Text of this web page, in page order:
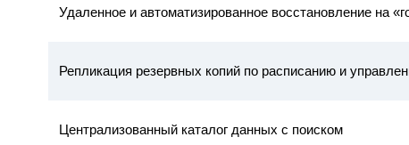
Удаленное и автоматизированное восстановление на
Репликация резервных копий по расписанию и
Централизованный каталог данных с поиском